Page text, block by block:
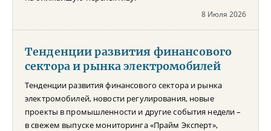
8 Июля 2026
Тенденции развития финансового
сектора и рынка электромобилей
Тенденции развития финансового сектора и рынка
электромобилей, новости регулирования, новые
проекты в промышленности и другие события недели –
в свежем выпуске мониторинга «Прайм Эксперт»,